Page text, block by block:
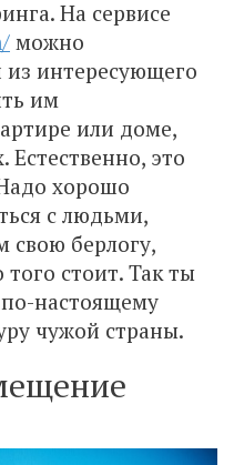
На сервисе
можно
из интересующего
им
или доме,
это
хорошо
с людьми,
свою берлогу,
стоит. Так ты
настоящему
чужой страны.